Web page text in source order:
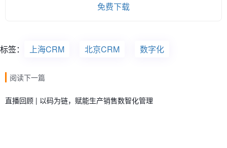
免费下载
标签： 上海CRM 北京CRM 数字化
阅读下一篇
直播回顾 | 以码为链，赋能生产销售数智化管理